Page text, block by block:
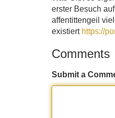
erster Besuch
affentittengeil
existiert https://
Comments
Submit a